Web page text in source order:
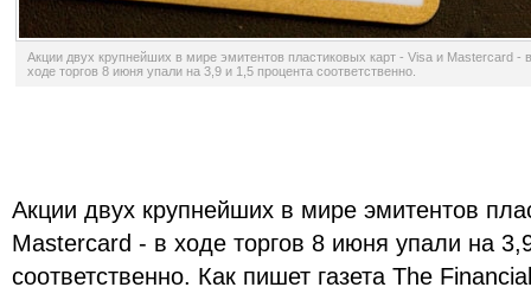
Акции двух крупнейших в мире эмитентов пластиковых карт - Visa и Mastercard - в
ходе торгов 8 июня упали на 3,9 и 1,5 процента соответственно.
Акции двух крупнейших в мире эмитентов
Mastercard - в ходе торгов 8 июня упали на
соответственно. Как пишет газета The